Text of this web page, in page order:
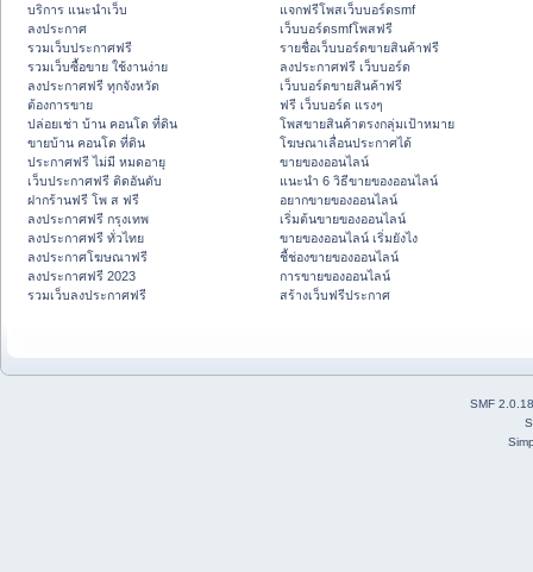
บริการ แนะนำเว็บ
ลงประกาศ
รวมเว็บประกาศฟรี
รวมเว็บซื้อขาย ใช้งานง่าย
ลงประกาศฟรี ทุกจังหวัด
ต้องการขาย
ปล่อยเช่า บ้าน คอนโด ที่ดิน
ขายบ้าน คอนโด ที่ดิน
ประกาศฟรี ไม่มี หมดอายุ
เว็บประกาศฟรี ติดอันดับ
ฝากร้านฟรี โพ ส ฟรี
ลงประกาศฟรี กรุงเทพ
ลงประกาศฟรี ทั่วไทย
ลงประกาศโฆษณาฟรี
ลงประกาศฟรี 2023
รวมเว็บลงประกาศฟรี
แจกฟรีโพสเว็บบอร์ดsmf
เว็บบอร์ดsmfโพสฟรี
รายชื่อเว็บบอร์ดขายสินค้าฟรี
ลงประกาศฟรี เว็บบอร์ด
เว็บบอร์ดขายสินค้าฟรี
ฟรี เว็บบอร์ด แรงๆ
โพสขายสินค้าตรงกลุ่มเป้าหมาย
โฆษณาเลื่อนประกาศได้
ขายของออนไลน์
แนะนำ 6 วิธีขายของออนไลน์
อยากขายของออนไลน์
เริ่มต้นขายของออนไลน์
ขายของออนไลน์ เริ่มยังไง
ชี้ช่องขายของออนไลน์
การขายของออนไลน์
สร้างเว็บฟรีประกาศ
SMF 2.0.18